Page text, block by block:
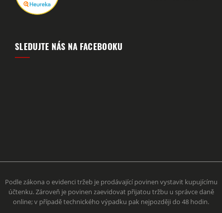
SLEDUJTE NÁS NA FACEBOOKU
Podle zákona o evidenci tržeb je prodávající povinen vystavit kupujícímu
účtenku. Zároveň je povinen zaevidovat přijatou tržbu u správce daně
online; v případě technického výpadku pak nejpozději do 48 hodin.